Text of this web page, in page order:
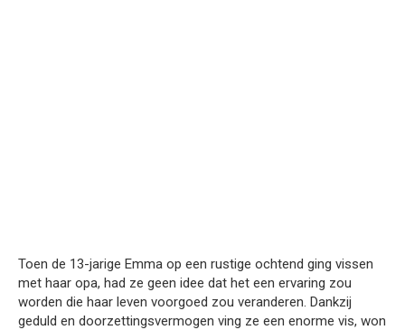
Toen de 13-jarige Emma op een rustige ochtend ging vissen
met haar opa, had ze geen idee dat het een ervaring zou
worden die haar leven voorgoed zou veranderen. Dankzij
geduld en doorzettingsvermogen ving ze een enorme vis, won